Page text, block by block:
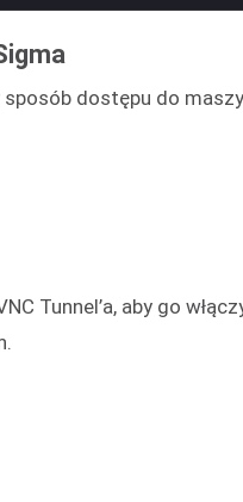
sposób dostępu do
Tunnel’a, aby go